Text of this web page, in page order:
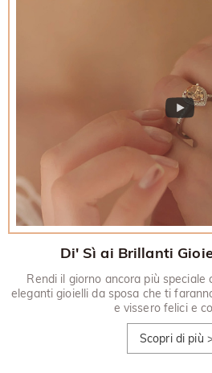
Di' Sì ai Brillanti
Rendi il giorno ancora più speciale
eleganti gioielli da sposa che ti
e vissero felici e
Scopri di più